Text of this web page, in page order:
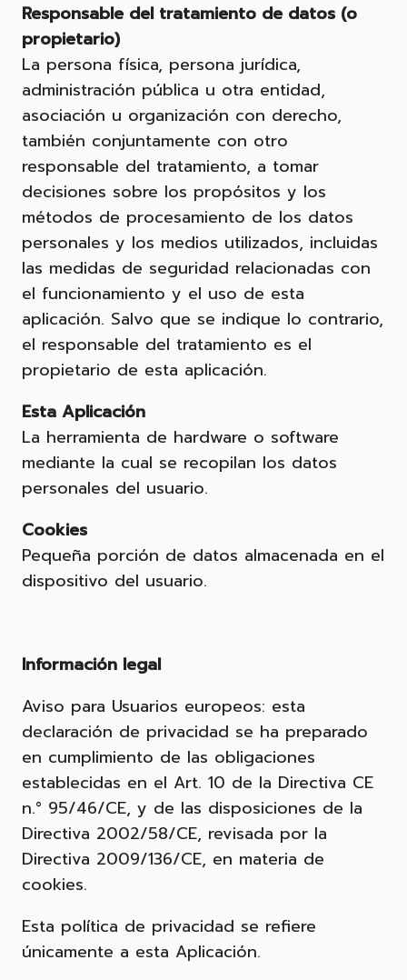
Responsable del tratamiento de datos (o
propietario)
La persona física, persona jurídica,
administración pública u otra entidad,
asociación u organización con derecho,
también conjuntamente con otro
responsable del tratamiento, a tomar
decisiones sobre los propósitos y los
métodos de procesamiento de los datos
personales y los medios utilizados, incluidas
las medidas de seguridad relacionadas con
el funcionamiento y el uso de esta
aplicación. Salvo que se indique lo contrario,
el responsable del tratamiento es el
propietario de esta aplicación.
Esta Aplicación
La herramienta de hardware o software
mediante la cual se recopilan los datos
personales del usuario.
Cookies
Pequeña porción de datos almacenada en el
dispositivo del usuario.
Información legal
Aviso para Usuarios europeos: esta
declaración de privacidad se ha preparado
en cumplimiento de las obligaciones
establecidas en el Art. 10 de la Directiva CE
n.° 95/46/CE, y de las disposiciones de la
Directiva 2002/58/CE, revisada por la
Directiva 2009/136/CE, en materia de
cookies.
Esta política de privacidad se refiere
únicamente a esta Aplicación.